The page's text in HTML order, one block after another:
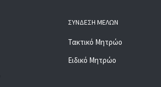
ΣΎΝΔΕΣΗ ΜΕΛΏΝ
Τακτικό Μητρώο
Ειδικό Μητρώο